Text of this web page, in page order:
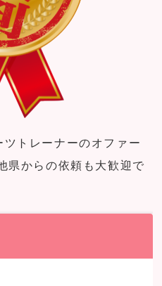
トレーナーのオファー
県からの依頼も大歓迎で